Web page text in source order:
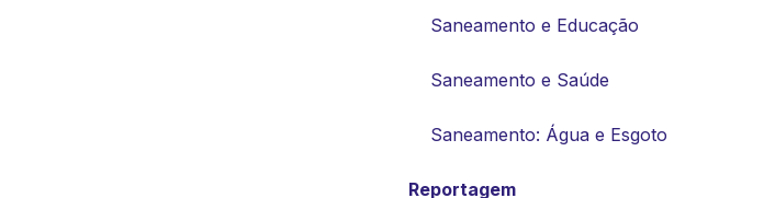
Saneamento e Educação
Saneamento e Saúde
Saneamento: Água e Esgoto
Reportagem